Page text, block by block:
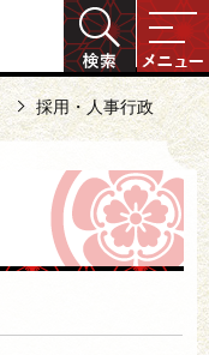
採用・人事行政